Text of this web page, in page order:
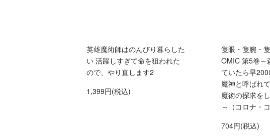
英雄魔術師はのんびり暮らした
い 活躍しすぎて命を狙われた
ので、やり直します2
1,399円(税込)
隻眼・隻腕・
OMIC 第5巻～
ていたら早
魔神と呼ばれ
魔術の探求を
～（コロナ・
704円(税込)